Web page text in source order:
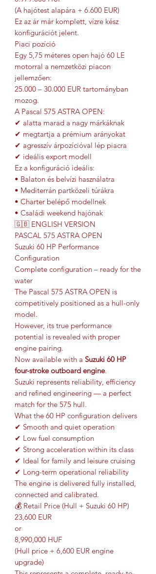
(A hajótest alapára + 6.600 EUR)
Ez az ár már komplett, vízre kész
konfigurációt jelent.
Piaci pozíció
Egy 5,75 méteres open hajó 60 LE
motorral a nemzetközi piacon
jellemzően:
25.000 – 30.000 EUR tartományban
mozog.
A Pascal 575 ASTRA OPEN:
✔ alatta marad a nagy márkáknak
✔ megtartja a prémium arányokat
✔ agresszív árpozícióval lép piacra
✔ ideális export modell
Ez a konfiguráció ideális:
• Balaton és belvízi használatra
• Mediterrán partközeli túrákra
• Charter belépő modellnek
• Családi weekend hajónak
🇬🇧 ENGLISH VERSION
PASCAL 575 ASTRA OPEN
Suzuki 60 HP Performance
Configuration
Complete configuration – ready for the
water
The Pascal 575 ASTRA OPEN is
competitively positioned as a hull-only
model.
However, its true performance
potential is revealed with proper
engine pairing.
Now available with a Suzuki 60 HP
four-stroke outboard engine.
Suzuki represents reliability, efficiency
and refined engineering — a perfect
match for the 575 hull.
What the 60 HP configuration delivers
✔ Smooth and quiet operation
✔ Low fuel consumption
✔ Strong acceleration within its class
✔ Ideal for family and leisure cruising
✔ Long-term operational reliability
The engine is delivered fully installed,
connected and calibrated.
💰 Retail Price (Hull + Suzuki 60 HP)
23,600 EUR
or
8,990,000 HUF
(Hull price + 6,600 EUR engine
upgrade)